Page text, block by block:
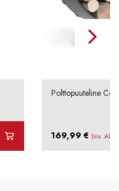
Polttopuuteline
169,99 € (sis. Alv